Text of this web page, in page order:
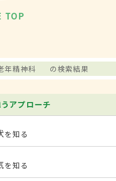
TOP
年精神科 の検索結果
アプローチ
を知る
を知る